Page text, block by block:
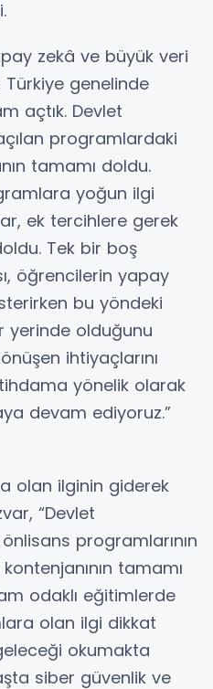
zekâ ve büyük veri
genelinde
açtık. Devlet
programlardaki
tamamı doldu.
yoğun ilgi
ek tercihlere gerek
Tek bir boş
öğrencilerin yapay
bu yöndeki
yerinde olduğunu
ihtiyaçlarını
yönelik olarak
devam ediyoruz.”
olan ilginin giderek
“Devlet
programlarının
tamamı
odaklı eğitimlerde
olan ilgi dikkat
okumakta
siber güvenlik ve